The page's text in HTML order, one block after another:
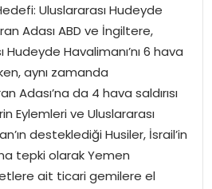
Uluslararası Hudeyde
Adası ABD ve İngiltere,
Hudeyde Havalimanı’nı 6 hava
aynı zamanda
Adası’na da 4 hava saldırısı
Eylemleri ve Uluslararası
desteklediği Husiler, İsrail’in
tepki olarak Yemen
ait ticari gemilere el